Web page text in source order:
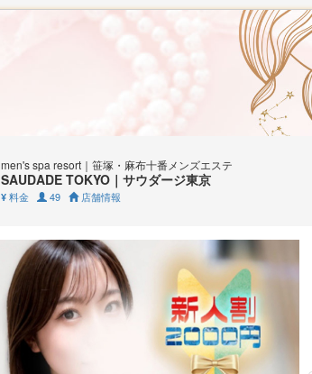
men's spa resort｜笹塚・麻布十番メンズエステ
SAUDADE TOKYO｜サウダージ東京
¥ 料金 49 店舗情報